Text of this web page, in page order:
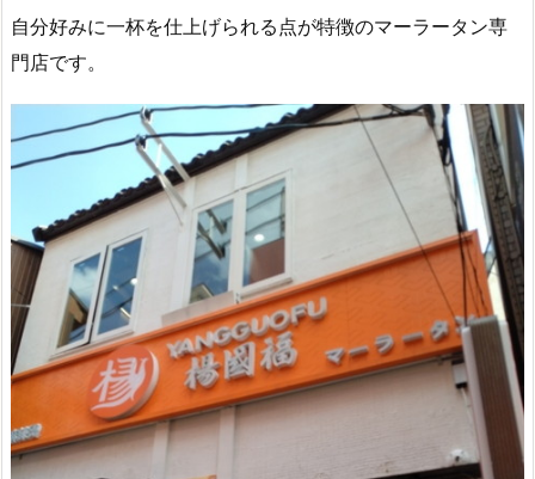
自分好みに一杯を仕上げられる点が特徴のマーラータン専
門店です。